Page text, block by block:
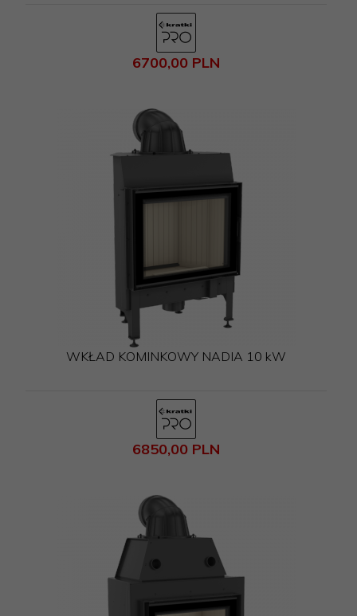
6700,00 PLN
WKŁAD KOMINKOWY NADIA 10 kW
6850,00 PLN